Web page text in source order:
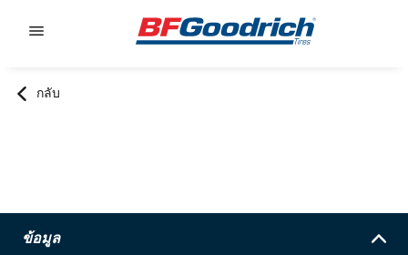
กลับ
ข้อมูล